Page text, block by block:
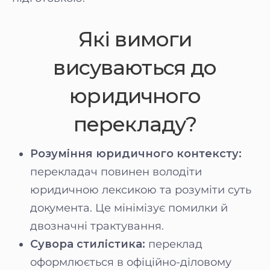
Які вимоги
висуваються до
юридичного
перекладу?
Розуміння юридичного контексту:
перекладач повинен володіти
юридичною лексикою та розуміти суть
документа. Це мінімізує помилки й
двозначні трактування.
Сувора стилістика: переклад
оформлюється в офіційно-діловому